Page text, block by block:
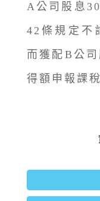
A公司股息
42條規定不
而獲配B公
得額申報課稅